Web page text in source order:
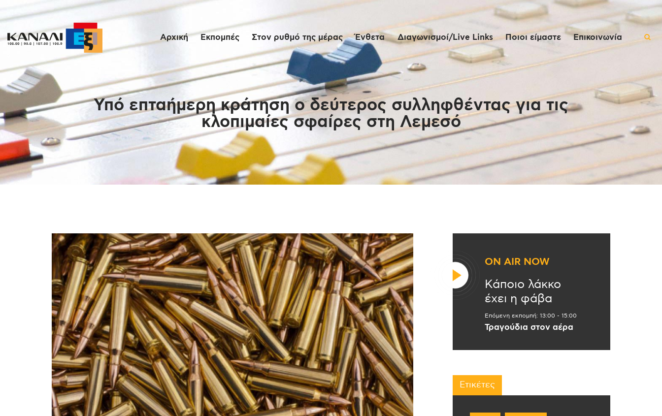
Αρχική Εκπομπές Στον ρυθμό της μέρας Ένθετα Διαγωνισμοί/Live Links Ποιοι είμαστε Επικοινωνία
Υπό επταήμερη κράτηση ο δεύτερος συλληφθέντας για τις
κλοπιμαίες σφαίρες στη Λεμεσό
Αρχική
Εκπομπές
Στον ρυθμό της
μέρας
Ένθετα
Διαγωνισμοί/Live
Links
Επικοινωνία
ON AIR NOW
Κάποιο λάκκο
έχει η φάβα
Επόμενη εκπομπή: 13:00 - 15:00
Τραγούδια στον αέρα
Ετικέτες